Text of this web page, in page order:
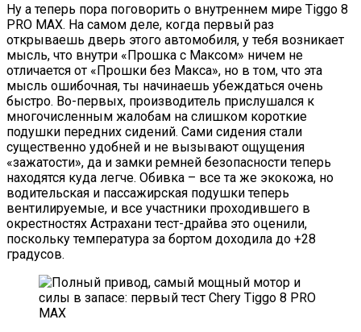
Ну а теперь пора поговорить о внутреннем мире Tiggo 8
PRO MAX. На самом деле, когда первый раз
открываешь дверь этого автомобиля, у тебя возникает
мысль, что внутри «Прошка с Максом» ничем не
отличается от «Прошки без Макса», но в том, что эта
мысль ошибочная, ты начинаешь убеждаться очень
быстро. Во-первых, производитель прислушался к
многочисленным жалобам на слишком короткие
подушки передних сидений. Сами сидения стали
существенно удобней и не вызывают ощущения
«зажатости», да и замки ремней безопасности теперь
находятся куда легче. Обивка – все та же экокожа, но
водительская и пассажирская подушки теперь
вентилируемые, и все участники проходившего в
окрестностях Астрахани тест-драйва это оценили,
поскольку температура за бортом доходила до +28
градусов.